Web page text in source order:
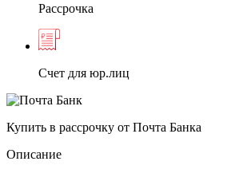
Рассрочка
Счет для юр.лиц
Купить в рассрочку от Почта Банка
Описание